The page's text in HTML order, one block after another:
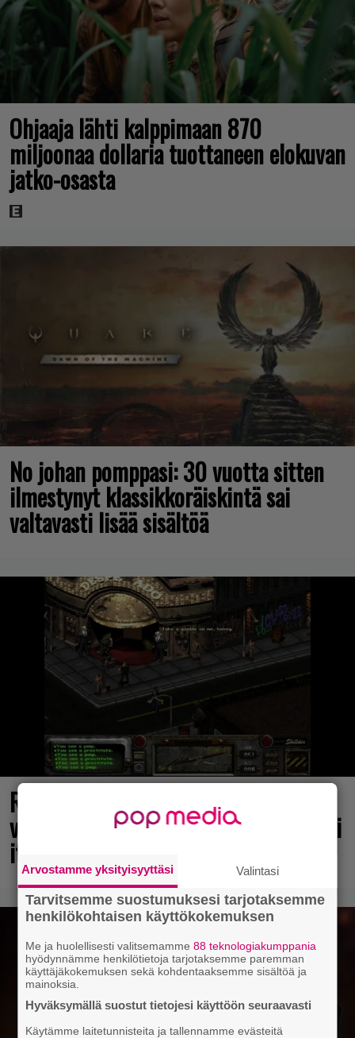
Ohjaaja lähti kalppimaan 870
miljoonaa dollaria tuottaneen elokuvan
jatko-osasta
No johan pomppasi: 30 vuotta sitten
ilmestynyt klassikkoräiskintä sai
valtavasti lisää sisältöä
Rakastettu julkaisija täyttää 40
vuotta, valtavat alet käynnissä – hanki
itsellesi klassikoita pikkurahalla
Arvostamme yksityisyyttäsi Valintasi
Tarvitsemme suostumuksesi tarjotaksemme
henkilökohtaisen käyttökokemuksen
Me ja huolellisesti valitsemamme88 teknologiakumppania
hyödynnämme henkilötietoja tarjotaksemme paremman
käyttäjäkokemuksen sekä kohdentaaksemme sisältöä ja
mainoksia.
Hyväksymällä suostut tietojesi käyttöön seuraavasti
Käytämme laitetunnisteita ja tallennamme evästeitä